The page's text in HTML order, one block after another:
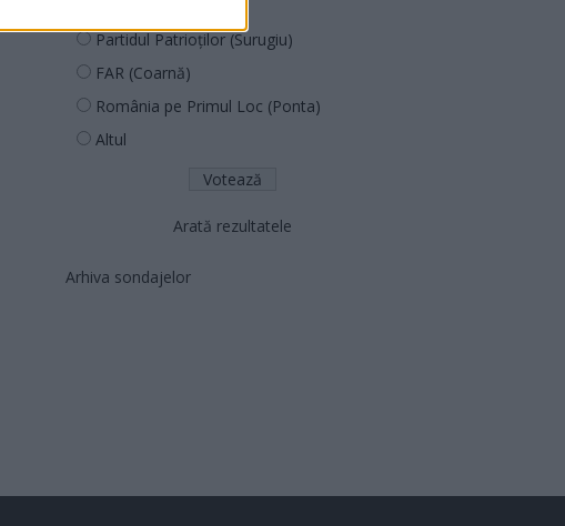
Partidul Patrioților (Surugiu)
FAR (Coarnă)
România pe Primul Loc (Ponta)
Altul
Arată rezultatele
Arhiva sondajelor